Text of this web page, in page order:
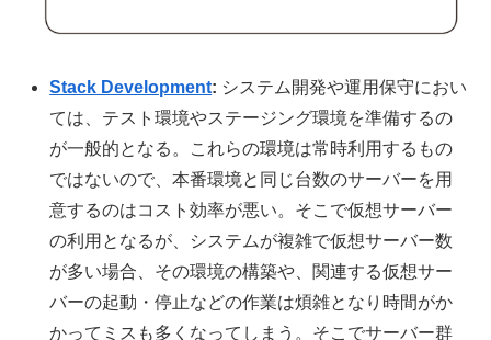
Stack Development: システム開発や運用保守におい
ては、テスト環境やステージング環境を準備するの
が一般的となる。これらの環境は常時利用するもの
ではないので、本番環境と同じ台数のサーバーを用
意するのはコスト効率が悪い。そこで仮想サーバー
の利用となるが、システムが複雑で仮想サーバー数
が多い場合、その環境の構築や、関連する仮想サー
バーの起動・停止などの作業は煩雑となり時間がか
かってミスも多くなってしまう。そこでサーバー群